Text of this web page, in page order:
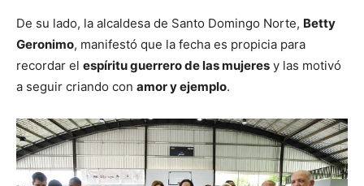
De su lado, la alcaldesa de Santo Domingo Norte, Betty
Geronimo, manifestó que la fecha es propicia para
recordar el espíritu guerrero de las mujeres y las motivó
a seguir criando con amor y ejemplo.